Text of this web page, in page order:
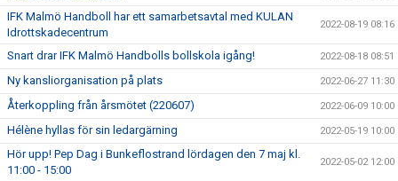
IFK Malmö Handboll har ett samarbetsavtal med KULAN
Idrottskadecentrum
2022-08-19 08:16
Snart drar IFK Malmö Handbolls bollskola igång! 2022-08-18 08:51
Ny kansliorganisation på plats 2022-06-27 11:30
Återkoppling från årsmötet (220607) 2022-06-09 10:00
Hélène hyllas för sin ledargärning 2022-05-19 10:00
Hör upp! Pep Dag i Bunkeflostrand lördagen den 7 maj kl.
11:00 - 15:00
2022-05-02 12:00